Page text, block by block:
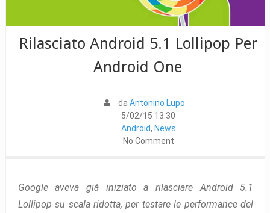
Rilasciato Android 5.1 Lollipop Per
Android One
daAntonino Lupo
5/02/15 13:30
Android, News
No Comment
Google aveva già iniziato a rilasciare Android 5.1
Lollipop su scala ridotta, per testare le performance del